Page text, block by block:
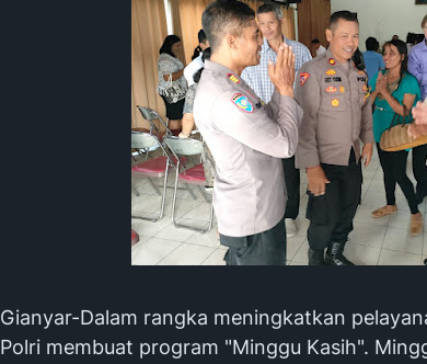
Gianyar-Dalam rangka meningkatkan
Polri membuat program "Minggu Kasih".